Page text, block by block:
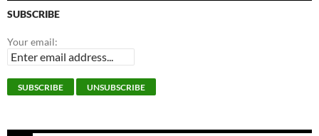
SUBSCRIBE
Your email: